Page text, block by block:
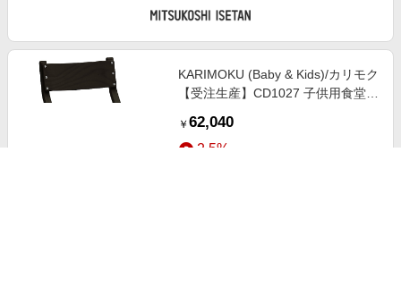
KARIMOKU (Baby & Kids)/カリモク
【受注生産】CD1027 子供用食堂椅
机・デスク【三越伊勢丹/公式】
￥ 62,040
2.5%